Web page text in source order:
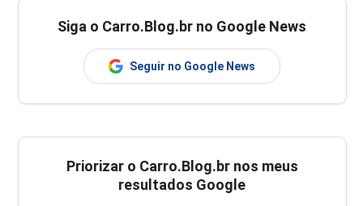
Siga o Carro.Blog.br no Google News
Seguir no Google News
Priorizar o Carro.Blog.br nos meus
resultados Google